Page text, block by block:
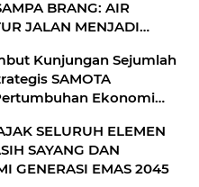
BRANG: AIR
JALAN MENJADI
Kunjungan Sejumlah
SAMOTA
Ekonomi
SELURUH ELEMEN
SAYANG DAN
GENERASI EMAS 2045